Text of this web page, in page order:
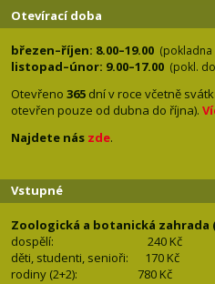
Otevírací doba
březen–říjen: 8.00–19.00 (pokladna
listopad–únor: 9.00–17.00 (pokl.
Otevřeno 365 dní v roce včetně
otevřen pouze od dubna do října).
Najdete nás zde.
Vstupné
Zoologická a botanická zahrada
dospělí:
240 Kč
děti, studenti, senioři: 170 Kč
rodiny (2+2): 780 Kč